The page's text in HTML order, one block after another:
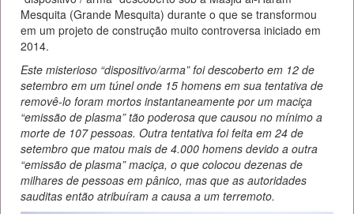
Mesquita (Grande Mesquita) durante o que se transformou
em um projeto de construção muito controversa iniciado em
2014.
Este misterioso “dispositivo/arma” foi descoberto em 12 de
setembro em um túnel onde 15 homens em sua tentativa de
removê-lo foram mortos instantaneamente por um maciça
“emissão de plasma” tão poderosa que causou no mínimo a
morte de 107 pessoas. Outra tentativa foi feita em 24 de
setembro que matou mais de 4.000 homens devido a outra
“emissão de plasma” maciça, o que colocou dezenas de
milhares de pessoas em pânico, mas que as autoridades
sauditas então atribuíram a causa a um terremoto.